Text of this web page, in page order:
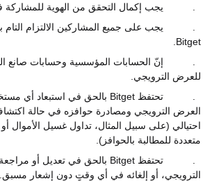
يجب إكمال التحقق من الهوية للمشاركة
يجب على جميع المشاركين الالتزام
Bitget
إنّ الحسابات المؤسسية وحسابات صانع
للعرض الترويجي.
تحتفظ Bitget بالحق في استبعاد أي
العرض الترويجي ومصادرة حوافزه في حالة
احتيالي (على سبيل المثال، تداول غسيل الأموال
متعددة للمطالبة بالحوافز).
تحتفظ Bitget بالحق في تعديل أو
الترويجي، أو إلغائه في أي وقتٍ دون إشعار مسبق.